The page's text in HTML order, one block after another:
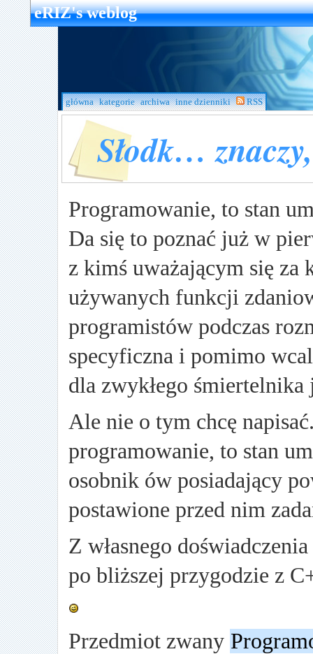
eRIZ's weblog
główna kategorie archiwa inne dzienniki RSS
Słodk…
Programowanie, to stan
Da się to poznać już w
z kimś uważającym się za
używanych funkcji
programistów podczas
specyficzna i pomimo
dla zwykłego
Ale nie o tym chcę
programowanie, to stan
osobnik ów posiadający
postawione przed nim
Z własnego
po bliższej przygodzie z
Przedmiot zwany